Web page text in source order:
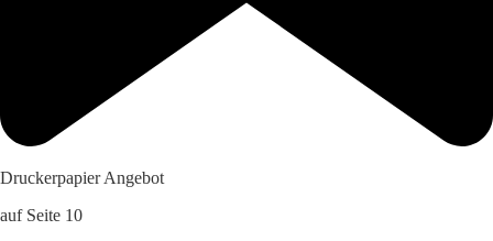
Druckerpapier Angebot
auf Seite 10